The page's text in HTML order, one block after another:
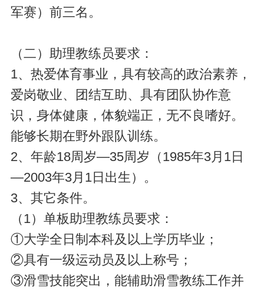
军赛）前三名。
（二）助理教练员要求：
1、热爱体育事业，具有较高的政治素养，
爱岗敬业、团结互助、具有团队协作意
识，身体健康，体貌端正，无不良嗜好。
能够长期在野外跟队训练。
2、年龄18周岁—35周岁（1985年3月1日
—2003年3月1日出生）。
3、其它条件。
（1）单板助理教练员要求：
①大学全日制本科及以上学历毕业；
②具有一级运动员及以上称号；
③滑雪技能突出，能辅助滑雪教练工作并